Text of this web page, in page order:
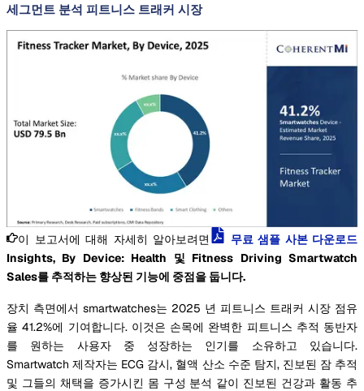
세그먼트 분석 피트니스 트래커 시장
이 보고서에 대해 자세히 알아보려면
무료 샘플 사본 다운로드
Insights, By Device: Health 및 Fitness Driving Smartwatch
Sales를 추적하는 향상된 기능에 중점을 둡니다.
장치 측면에서 smartwatches는 2025 년 피트니스 트래커 시장 점유
율 41.2%에 기여합니다. 이것은 손목에 완벽한 피트니스 추적 동반자
를 원하는 사용자 중 성장하는 인기를 소유하고 있습니다.
Smartwatch 제작자는 ECG 감시, 혈액 산소 수준 탐지, 진보된 잠 추적
및 그들의 채택을 증가시킨 몸 구성 분석 같이 진보된 건강과 활동 추